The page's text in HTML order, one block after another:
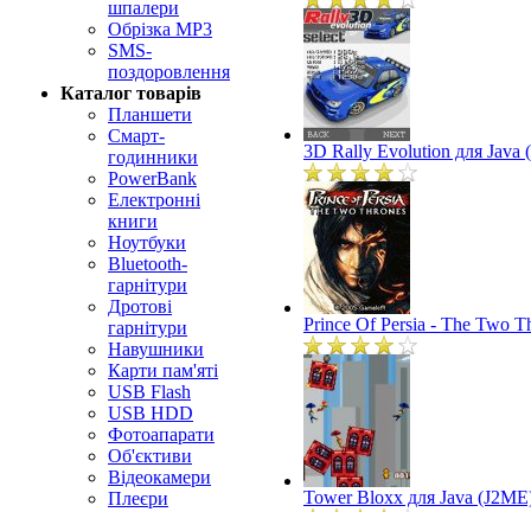
шпалери
Обрізка MP3
SMS-
поздоровлення
Каталог товарів
Планшети
Смарт-
годинники
PowerBank
Електронні
книги
Ноутбуки
Bluetooth-
гарнітури
Дротові
гарнітури
Навушники
Карти пам'яті
USB Flash
USB HDD
Фотоапарати
Об'єктиви
Відеокамери
Плеєри
3D Rally Evolution для Java
Prince Of Persia - The Two
Tower Bloxx для Java